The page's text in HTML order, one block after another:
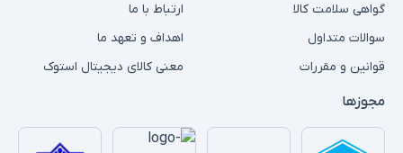
گواهی سلامت کالا
سوالات متداول
قوانین و مقررات
ارتباط با ما
اهداف و تعهد ما
معنی کالای دیجیتال استوک
مجوزها